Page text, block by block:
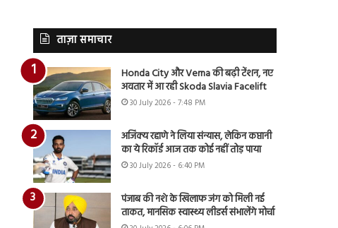
ताज़ा समाचार
Honda City और Verna की बढ़ी टेंशन, नए
अवतार में आ रही Skoda Slavia Facelift
30 July 2026 - 7:48 PM
अजिंक्य रहाणे ने लिया संन्यास, लेकिन कप्तानी
का ये रिकॉर्ड आज तक कोई नहीं तोड़ पाया
30 July 2026 - 6:40 PM
पंजाब की नशे के खिलाफ जंग को मिली नई
ताकत, मानसिक स्वास्थ्य लीडर्स संभालेंगे मोर्चा